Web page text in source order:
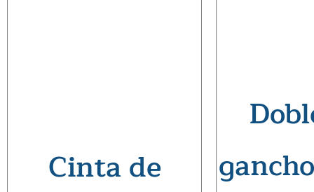
Cinta de